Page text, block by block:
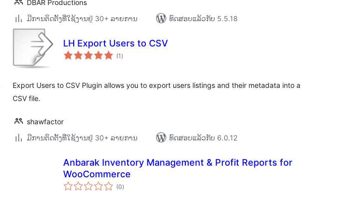
DBAR Productions
ມີການຕິດຕັ້ງທີ່ໃຊ້ງານຢູ່ 30+ ລາຍການ
ທົດສອບແລ້ວກັບ 5.5.18
LH Export Users to CSV
(1 ຄະແນນ
ທັງໝົດ
)
Export Users to CSV Plugin allows you to export users listings and their metadata into a
CSV file.
shawfactor
ມີການຕິດຕັ້ງທີ່ໃຊ້ງານຢູ່ 30+ ລາຍການ
ທົດສອບແລ້ວກັບ 6.0.12
Anbarak Inventory Management & Profit Reports for
WooCommerce
(0ຄະແນນ
ທັງໝົດ
)